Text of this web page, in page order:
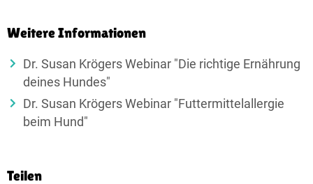
Weitere Informationen
Dr. Susan Krögers Webinar "Die richtige Ernährung
deines Hundes"
Dr. Susan Krögers Webinar "Futtermittelallergie
beim Hund"
Teilen